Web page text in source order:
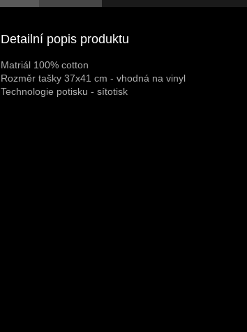
Detailní popis produktu
Matriál 100% cotton
Rozměr tašky 37x41 cm - vhodná na vinyl
Technologie potisku - sítotisk